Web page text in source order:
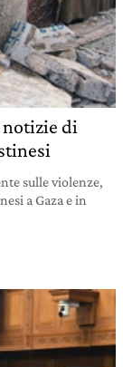
notizie di
sulle violenze,
a Gaza e in